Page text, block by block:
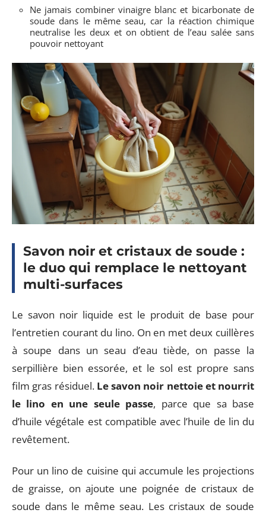
Ne jamais combiner vinaigre blanc et bicarbonate de
soude dans le même seau, car la réaction chimique
neutralise les deux et on obtient de l’eau salée sans
pouvoir nettoyant
Savon noir et cristaux de soude :
le duo qui remplace le nettoyant
multi-surfaces
Le savon noir liquide est le produit de base pour
l’entretien courant du lino. On en met deux cuillères
à soupe dans un seau d’eau tiède, on passe la
serpillière bien essorée, et le sol est propre sans
film gras résiduel. Le savon noir nettoie et nourrit
le lino en une seule passe, parce que sa base
d’huile végétale est compatible avec l’huile de lin du
revêtement.
Pour un lino de cuisine qui accumule les projections
de graisse, on ajoute une poignée de cristaux de
soude dans le même seau. Les cristaux de soude